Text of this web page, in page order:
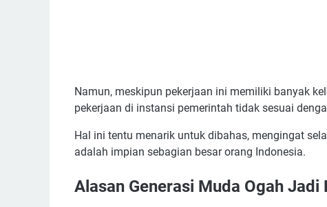
Namun, meskipun pekerjaan ini memiliki banyak
pekerjaan di instansi pemerintah tidak sesuai
Hal ini tentu menarik untuk dibahas, mengingat
adalah impian sebagian besar orang Indonesia.
Alasan Generasi Muda Ogah Jadi